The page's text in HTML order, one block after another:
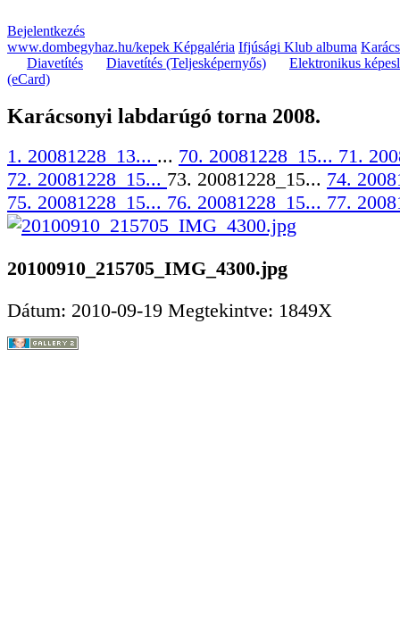
Bejelentkezés
www.dombegyhaz.hu/kepek Képgaléria Ifjúsági Klub albuma
Diavetítés
Diavetítés (Teljesképernyős)
Elektronikus
(eCard)
Karácsonyi labdarúgó torna 2008.
1. 20081228_13... ... 70. 20081228_15... 71.
72. 20081228_15... 73. 20081228_15... 74.
75. 20081228_15... 76. 20081228_15... 77.
20100910_215705_IMG_4300.jpg
Dátum: 2010-09-19 Megtekintve: 1849X